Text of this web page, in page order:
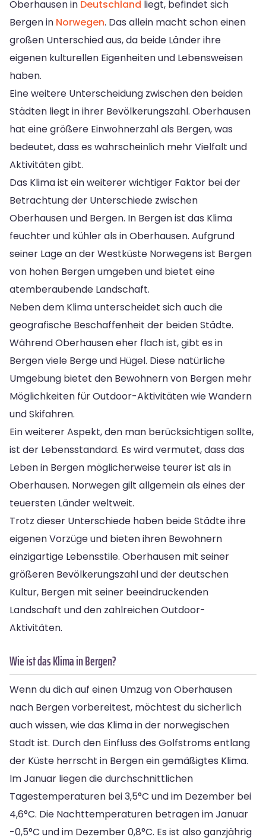
Oberhausen in Deutschland liegt, befindet sich
Bergen in Norwegen. Das allein macht schon einen
großen Unterschied aus, da beide Länder ihre
eigenen kulturellen Eigenheiten und Lebensweisen
haben.
Eine weitere Unterscheidung zwischen den beiden
Städten liegt in ihrer Bevölkerungszahl. Oberhausen
hat eine größere Einwohnerzahl als Bergen, was
bedeutet, dass es wahrscheinlich mehr Vielfalt und
Aktivitäten gibt.
Das Klima ist ein weiterer wichtiger Faktor bei der
Betrachtung der Unterschiede zwischen
Oberhausen und Bergen. In Bergen ist das Klima
feuchter und kühler als in Oberhausen. Aufgrund
seiner Lage an der Westküste Norwegens ist Bergen
von hohen Bergen umgeben und bietet eine
atemberaubende Landschaft.
Neben dem Klima unterscheidet sich auch die
geografische Beschaffenheit der beiden Städte.
Während Oberhausen eher flach ist, gibt es in
Bergen viele Berge und Hügel. Diese natürliche
Umgebung bietet den Bewohnern von Bergen mehr
Möglichkeiten für Outdoor-Aktivitäten wie Wandern
und Skifahren.
Ein weiterer Aspekt, den man berücksichtigen sollte,
ist der Lebensstandard. Es wird vermutet, dass das
Leben in Bergen möglicherweise teurer ist als in
Oberhausen. Norwegen gilt allgemein als eines der
teuersten Länder weltweit.
Trotz dieser Unterschiede haben beide Städte ihre
eigenen Vorzüge und bieten ihren Bewohnern
einzigartige Lebensstile. Oberhausen mit seiner
größeren Bevölkerungszahl und der deutschen
Kultur, Bergen mit seiner beeindruckenden
Landschaft und den zahlreichen Outdoor-
Aktivitäten.
Wie ist das Klima in Bergen?
Wenn du dich auf einen Umzug von Oberhausen
nach Bergen vorbereitest, möchtest du sicherlich
auch wissen, wie das Klima in der norwegischen
Stadt ist. Durch den Einfluss des Golfstroms entlang
der Küste herrscht in Bergen ein gemäßigtes Klima.
Im Januar liegen die durchschnittlichen
Tagestemperaturen bei 3,5°C und im Dezember bei
4,6°C. Die Nachttemperaturen betragen im Januar
-0,5°C und im Dezember 0,8°C. Es ist also ganzjährig